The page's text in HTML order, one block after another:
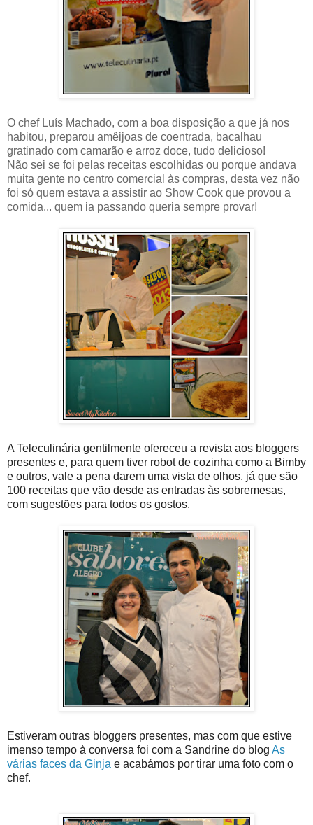
O chef Luís Machado, com a boa disposição a que já nos
habitou, preparou amêijoas de coentrada, bacalhau
gratinado com camarão e arroz doce, tudo delicioso!
Não sei se foi pelas receitas escolhidas ou porque andava
muita gente no centro comercial às compras, desta vez não
foi só quem estava a assistir ao Show Cook que provou a
comida... quem ia passando queria sempre provar!
A Teleculinária gentilmente ofereceu a revista aos bloggers
presentes e, para quem tiver robot de cozinha como a Bimby
e outros, vale a pena darem uma vista de olhos, já que são
100 receitas que vão desde as entradas às sobremesas,
com sugestões para todos os gostos.
Estiveram outras bloggers presentes, mas com que estive
imenso tempo à conversa foi com a Sandrine do blog As
várias faces da Ginja e acabámos por tirar uma foto com o
chef.